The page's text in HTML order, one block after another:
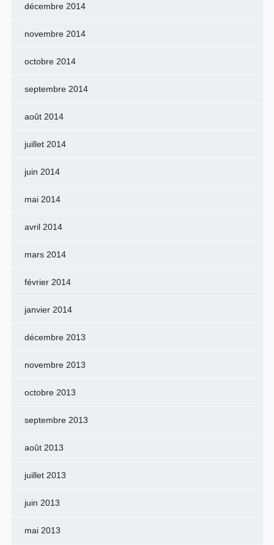
décembre 2014
novembre 2014
octobre 2014
septembre 2014
août 2014
juillet 2014
juin 2014
mai 2014
avril 2014
mars 2014
février 2014
janvier 2014
décembre 2013
novembre 2013
octobre 2013
septembre 2013
août 2013
juillet 2013
juin 2013
mai 2013